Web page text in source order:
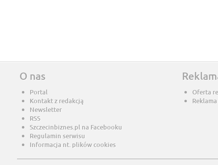
O nas
Portal
Kontakt z redakcją
Newsletter
RSS
Szczecinbiznes.pl na Facebooku
Regulamin serwisu
Informacja nt. plików cookies
Oferta